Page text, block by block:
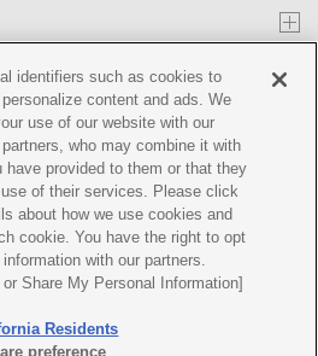
ント
バシーポリシー Cookie ポリシー
identifiers such as cookies to
content and ads. We
use of our website with our
who may combine it with
have provided to them or that they
of their services. Please click
about how we use cookies and
cookie. You have the right to opt
with our partners.
Share My Personal Information]
Residents
preference